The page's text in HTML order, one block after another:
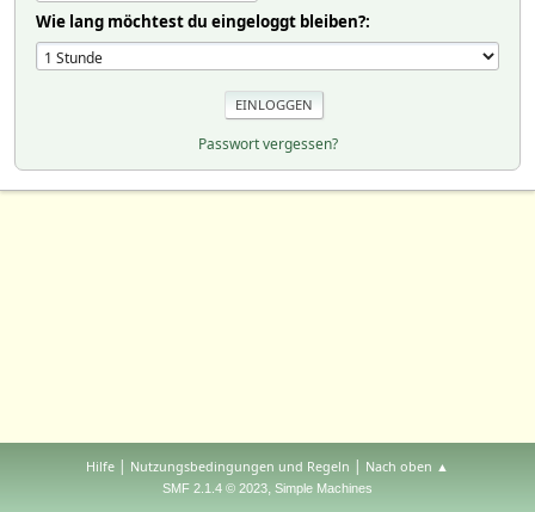
Wie lang möchtest du eingeloggt bleiben?:
Passwort vergessen?
Hilfe | Nutzungsbedingungen und Regeln | Nach oben ▲
SMF 2.1.4 © 2023, Simple Machines